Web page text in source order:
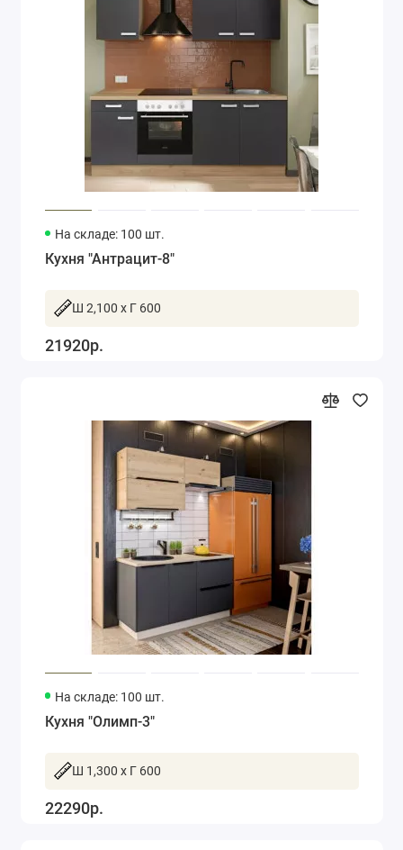
На складе: 100 шт.
Кухня "Антрацит-8"
Ш 2,100 x Г 600
21920р.
На складе: 100 шт.
Кухня "Олимп-3"
Ш 1,300 x Г 600
22290р.